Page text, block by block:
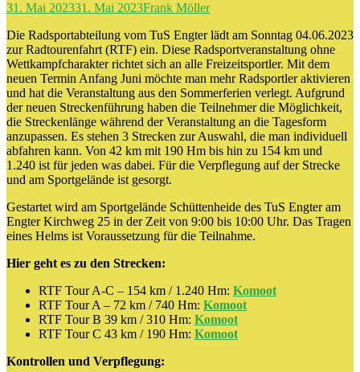
31. Mai 202331. Mai 2023Frank Möller
Die Radsportabteilung vom TuS Engter lädt am Sonntag 04.06.2023
zur Radtourenfahrt (RTF) ein. Diese Radsportveranstaltung ohne
Wettkampfcharakter richtet sich an alle Freizeitsportler. Mit dem
neuen Termin Anfang Juni möchte man mehr Radsportler aktivieren
und hat die Veranstaltung aus den Sommerferien verlegt. Aufgrund
der neuen Streckenführung haben die Teilnehmer die Möglichkeit,
die Streckenlänge während der Veranstaltung an die Tagesform
anzupassen. Es stehen 3 Strecken zur Auswahl, die man individuell
abfahren kann. Von 42 km mit 190 Hm bis hin zu 154 km und
1.240 ist für jeden was dabei. Für die Verpflegung auf der Strecke
und am Sportgelände ist gesorgt.
Gestartet wird am Sportgelände Schüttenheide des TuS Engter am
Engter Kirchweg 25 in der Zeit von 9:00 bis 10:00 Uhr. Das Tragen
eines Helms ist Voraussetzung für die Teilnahme.
Hier geht es zu den Strecken:
RTF Tour A-C – 154 km / 1.240 Hm: Komoot
RTF Tour A – 72 km / 740 Hm: Komoot
RTF Tour B 39 km / 310 Hm: Komoot
RTF Tour C 43 km / 190 Hm: Komoot
Kontrollen und Verpflegung: